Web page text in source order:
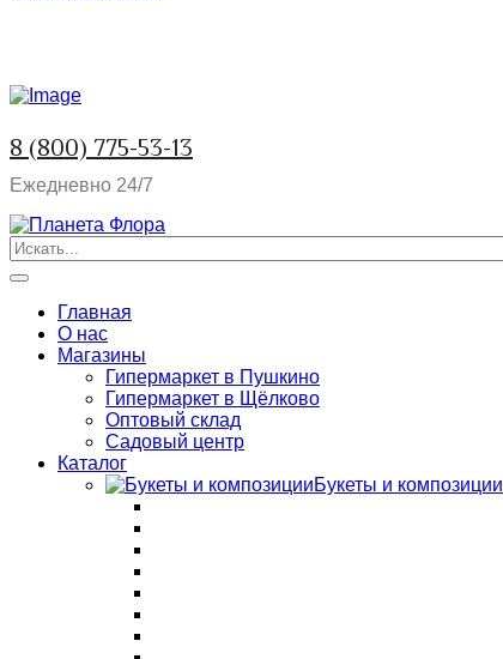
8 (800) 775-53-13
Ежедневно 24/7
Главная
О нас
Магазины
Гипермаркет в Пушкино
Гипермаркет в Щёлково
Оптовый склад
Садовый центр
Каталог
Букеты и композиции